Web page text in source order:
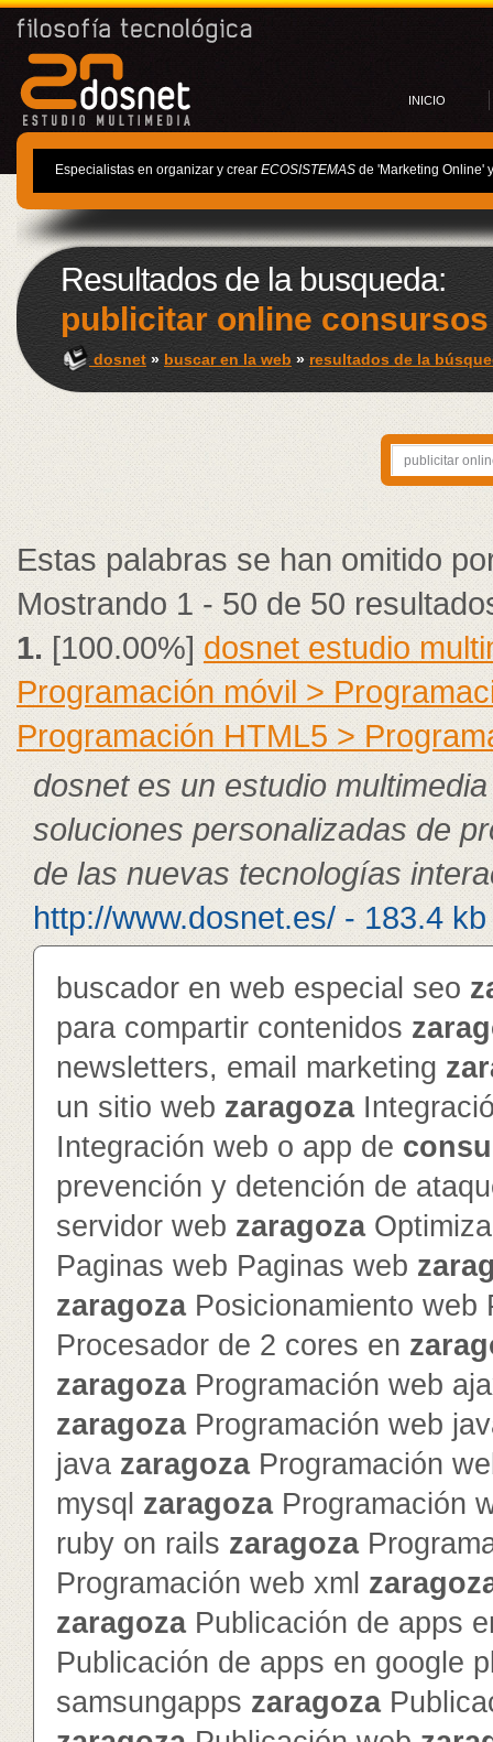
INICIO
Especialistas en organizar y crear ECOSISTEMAS de 'Marketing Online'
Resultados de la busqueda:
publicitar online
dosnet » buscar en la web » resultados de la
Estas palabras se han omitido
Mostrando 1 - 50 de 50
1. [100.00%]dosnet estudio
Programación móvil >
Programación HTML5 >
dosnet es un estudio
soluciones personalizadas de
de las nuevas tecnologías
http://www.dosnet.es/ - 183.4 kb
buscador en web especial seo
para compartir contenidos
newsletters, email marketing
un sitio web zaragoza
Integración web o app de
prevención y detención de
servidor web zaragoza
Paginas web Paginas web
zaragozaPosicionamiento web
Procesador de 2 cores en
zaragozaProgramación web
zaragozaProgramación web
java zaragozaProgramación
mysql zaragozaProgramación
ruby on rails zaragoza
Programación web xml
zaragozaPublicación de apps
Publicación de apps en google
samsungapps zaragoza